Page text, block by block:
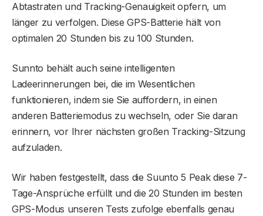
Abtastraten und Tracking-Genauigkeit opfern, um
länger zu verfolgen. Diese GPS-Batterie hält von
optimalen 20 Stunden bis zu 100 Stunden.
Sunnto behält auch seine intelligenten
Ladeerinnerungen bei, die im Wesentlichen
funktionieren, indem sie Sie auffordern, in einen
anderen Batteriemodus zu wechseln, oder Sie daran
erinnern, vor Ihrer nächsten großen Tracking-Sitzung
aufzuladen.
Wir haben festgestellt, dass die Suunto 5 Peak diese 7-
Tage-Ansprüche erfüllt und die 20 Stunden im besten
GPS-Modus unseren Tests zufolge ebenfalls genau